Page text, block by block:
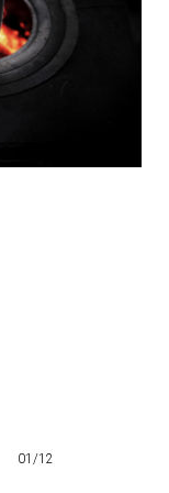
01/12